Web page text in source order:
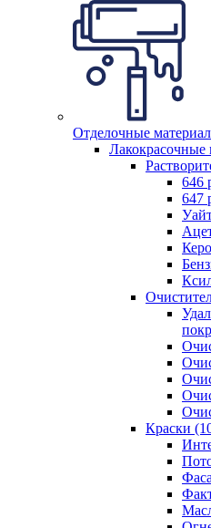
Отделочные
Лакокрасочные
646
647
Краски